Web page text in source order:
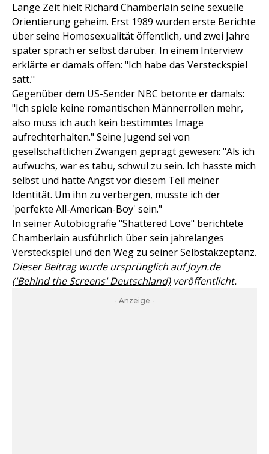
Lange Zeit hielt Richard Chamberlain seine sexuelle
Orientierung geheim. Erst 1989 wurden erste Berichte
über seine Homosexualität öffentlich, und zwei Jahre
später sprach er selbst darüber. In einem Interview
erklärte er damals offen: "Ich habe das Versteckspiel
satt."
Gegenüber dem US-Sender NBC betonte er damals:
"Ich spiele keine romantischen Männerrollen mehr,
also muss ich auch kein bestimmtes Image
aufrechterhalten." Seine Jugend sei von
gesellschaftlichen Zwängen geprägt gewesen: "Als ich
aufwuchs, war es tabu, schwul zu sein. Ich hasste mich
selbst und hatte Angst vor diesem Teil meiner
Identität. Um ihn zu verbergen, musste ich der
'perfekte All-American-Boy' sein."
In seiner Autobiografie "Shattered Love" berichtete
Chamberlain ausführlich über sein jahrelanges
Versteckspiel und den Weg zu seiner Selbstakzeptanz.
Dieser Beitrag wurde ursprünglich aufJoyn.de
('Behind the Screens' Deutschland)veröffentlicht.
- Anzeige -